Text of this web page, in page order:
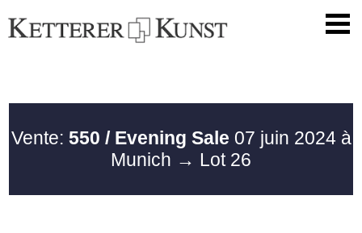
Vente: 550 / Evening Sale 07 juin 2024 à
Munich → Lot 26